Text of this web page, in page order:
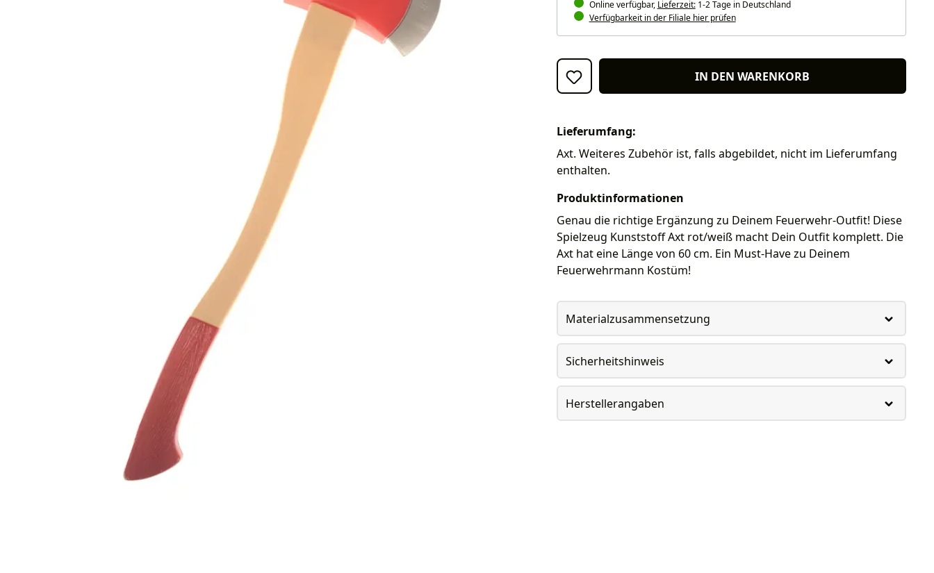
Online verfügbar, Lieferzeit:1-2 Tage in Deutschland
Verfügbarkeit in der Filiale hier prüfen
IN DEN WARENKORB
Lieferumfang:
Axt. Weiteres Zubehör ist, falls abgebildet, nicht im Lieferumfang
enthalten.
Produktinformationen
Genau die richtige Ergänzung zu Deinem Feuerwehr-Outfit! Diese
Spielzeug Kunststoff Axt rot/weiß macht Dein Outfit komplett. Die
Axt hat eine Länge von 60 cm. Ein Must-Have zu Deinem
Feuerwehrmann Kostüm!
Materialzusammensetzung
Sicherheitshinweis
Herstellerangaben